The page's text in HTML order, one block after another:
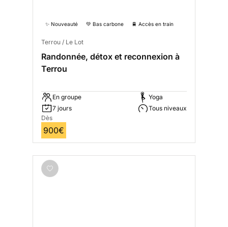
✨ Nouveauté 💚 Bas carbone 🚆 Accès en train
Terrou / Le Lot
Randonnée, détox et reconnexion à
Terrou
En groupe
7 jours
Yoga
Tous niveaux
Dès
900€